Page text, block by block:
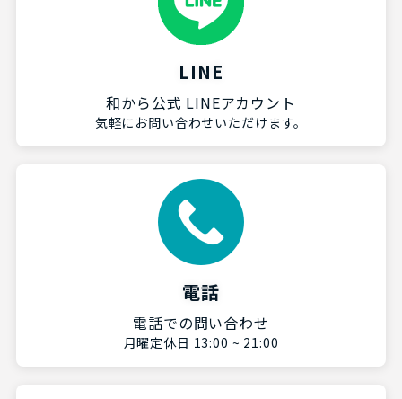
LINE
和から公式 LINEアカウント
気軽にお問い合わせいただけます。
電話
電話での問い合わせ
月曜定休日 13:00 ~ 21:00